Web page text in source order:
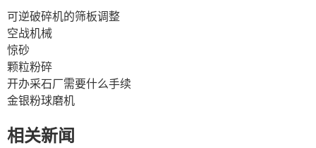
可逆破碎机的筛板调整
空战机械
惊砂
颗粒粉碎
开办采石厂需要什么手续
金银粉球磨机
相关新闻